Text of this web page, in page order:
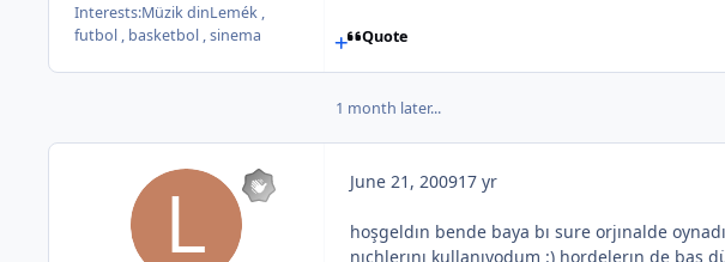
Interests:Müzik dinLemék ,
futbol , basketbol , sinema
Quote
1 month later...
June 21, 200917 yr
hoşgeldın bende baya bı sure orjınalde
nıchlerını kullanıyodum :) hordelerın de baş